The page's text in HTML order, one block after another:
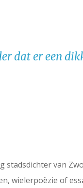
dat er een
stadsdichter van
wielerpoëzie of